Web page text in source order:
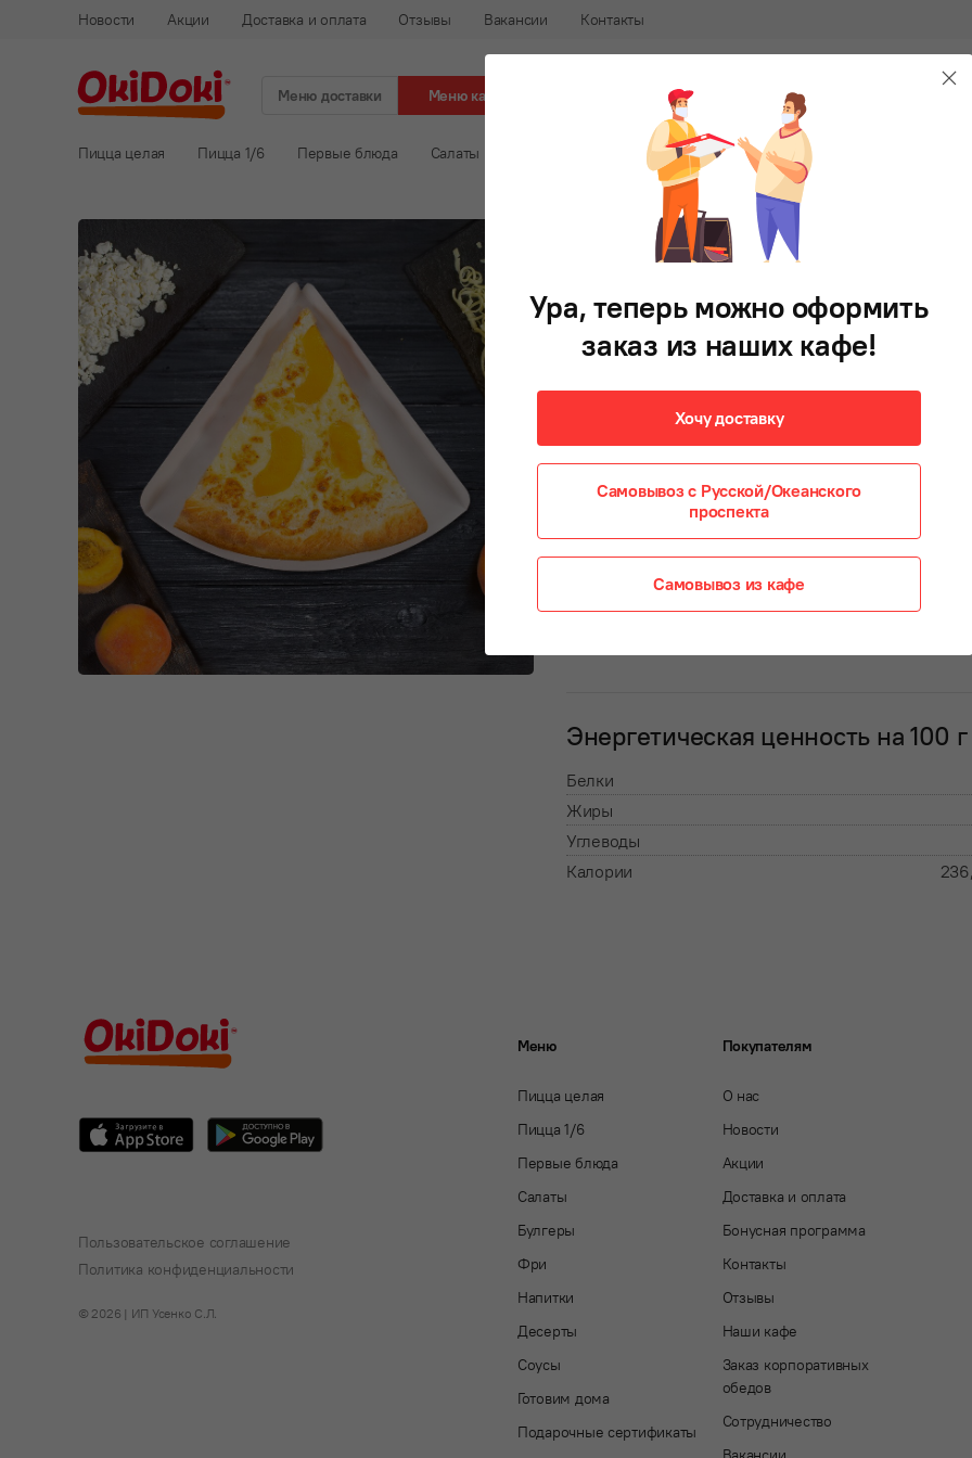
Новости Акции Доставка и оплата Отзывы Вакансии Контакты
Меню доставки Меню кафе 240-88-88
Доставка еды во Владивостоке
В
Пицца целая Пицца 1/6 Первые блюда Салаты Напитки Десерты
Пицца 1/6 Творожная
125 г
Яркие солнечные кусочки персиков на
творожной начинке в сочетании с сыром моцарелла
Состав:
Энергетическая ценность на 100 г
Белки
Жиры
Углеводы
Калории
Пользовательское соглашение
Политика конфиденциальности
© 2026 | ИП Усенко С.Л.
Меню
Пицца целая
Пицца 1/6
Первые блюда
Салаты
Булгеры
Фри
Напитки
Десерты
Соусы
Готовим дома
Подарочные сертификаты
Покупателям
О нас
Новости
Акции
Доставка и оплата
Бонусная программа
Контакты
Отзывы
Наши кафе
Заказ корпоративных
обедов
Сотрудничество
Ура, теперь можно оформить
заказ из наших кафе!
Хочу доставку
Самовывоз с Русской/Океанского
проспекта
Самовывоз из кафе